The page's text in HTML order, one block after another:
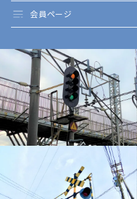
会員ページ